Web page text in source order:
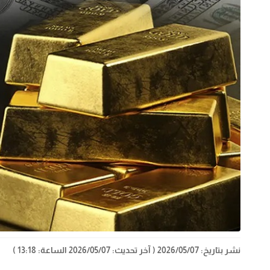
نشر بتاريخ: 2026/05/07 ( آخر تحديث: 2026/05/07 الساعة: 13:18 )